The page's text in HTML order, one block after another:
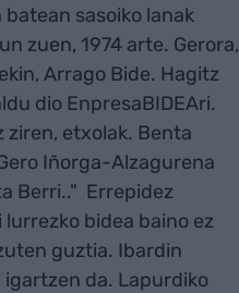
sasoiko lanak
zuen, 1974 arte. Gerora,
Arrago Bide. Hagitz
dio EnpresaBIDEAri.
ziren, etxolak. Benta
Iñorga-Alzagurena
Berri.." Errepidez
bidea baino ez
guztia. Ibardin
da. Lapurdiko